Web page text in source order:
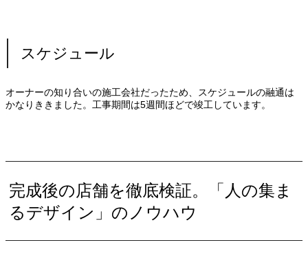
スケジュール
オーナーの知り合いの施工会社だったため、スケジュールの融通は
かなりききました。工事期間は5週間ほどで竣工しています。
完成後の店舗を徹底検証。「人の集ま
るデザイン」のノウハウ